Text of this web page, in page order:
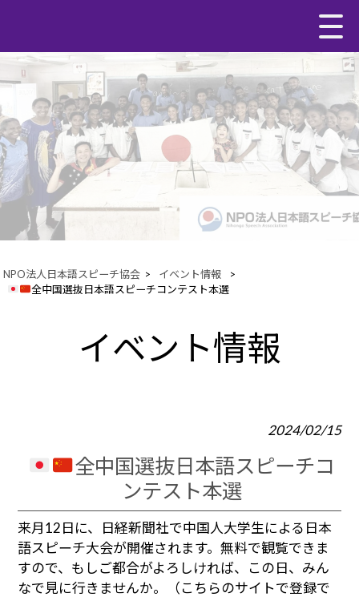
NPO法人日本語スピーチ協会 > イベント情報
>
全中国選抜日本語スピーチコンテスト本選
イベント情報
2024/02/15
全中国選抜日本語スピーチコ
ンテスト本選
来月12日に、日経新聞社で中国人大学生による日本
語スピーチ大会が開催されます。無料で観覧できま
すので、もしご都合がよろしければ、この日、みん
なで見に行きませんか。（こちらのサイトで登録で